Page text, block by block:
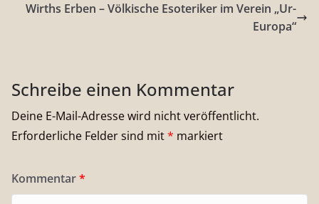
Wirths Erben – Völkische Esoteriker im Verein „Ur-
Europa“
Schreibe einen Kommentar
Deine E-Mail-Adresse wird nicht veröffentlicht.
Erforderliche Felder sind mit* markiert
Kommentar*